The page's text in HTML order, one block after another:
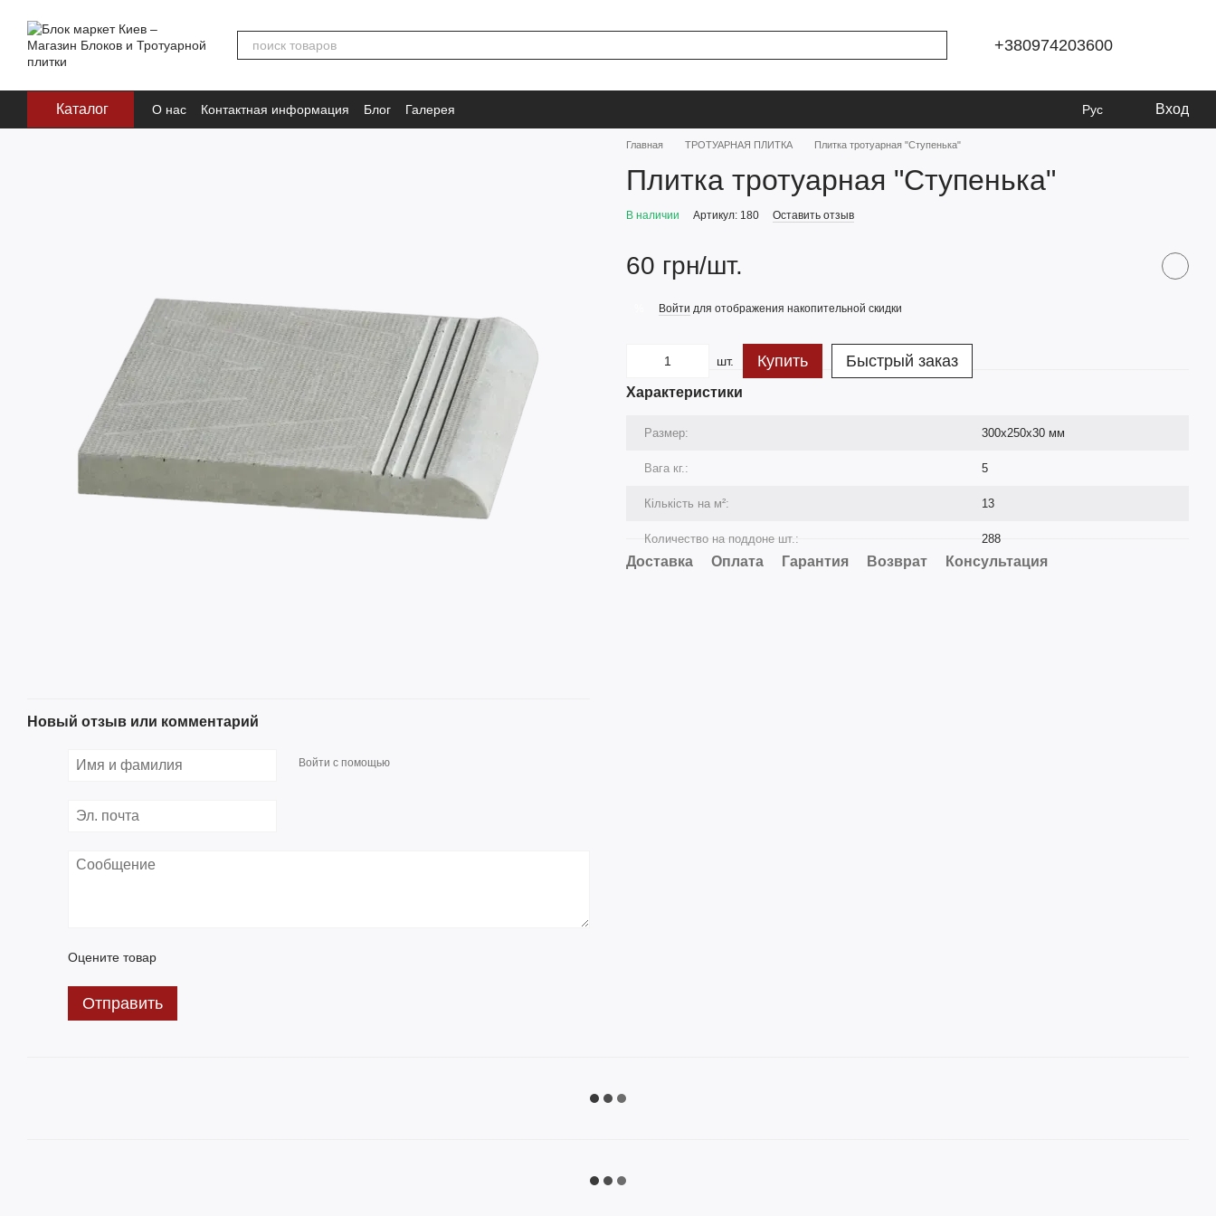
+380974203600
Каталог О нас Контактная информация Блог Галерея Рус Вход
Новый отзыв или комментарий
Войти с помощью
Оцените товар
Отправить
Главная ТРОТУАРНАЯ ПЛИТКА Плитка тротуарная "Ступенька"
Плитка тротуарная "Ступенька"
В наличии Артикул: 180 Оставить отзыв
60 грн/шт.
Войти для отображения накопительной скидки
шт. Купить Быстрый заказ
Характеристики
Размер: 300х250х30 мм
Вага кг.: 5
Кількість на м²: 13
Количество на поддоне шт.: 288
Доставка Оплата Гарантия Возврат Консультация